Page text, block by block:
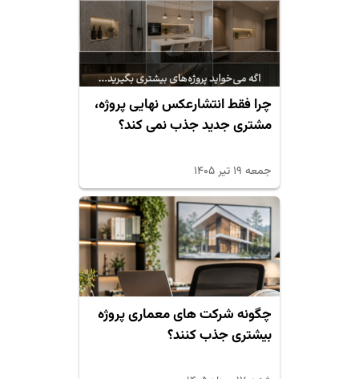
چرا فقط انتشارعکس نهایی پروژه،
مشتری جدید جذب نمی کند؟
جمعه ۱۹ تیر ۱۴۰۵
چگونه شرکت های معماری پروژه
بیشتری جذب کنند؟